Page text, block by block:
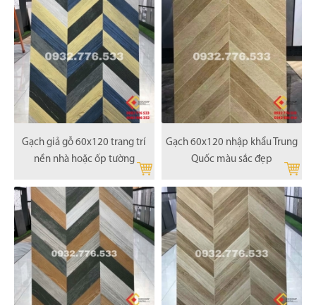
Gạch giả gỗ 60x120 trang trí
nền nhà hoặc ốp tường
Gạch 60x120 nhập khẩu Trung
Quốc màu sắc đẹp